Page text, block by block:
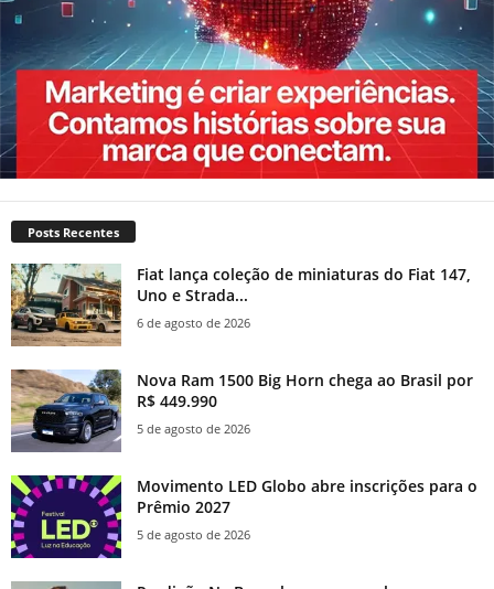
Posts Recentes
Fiat lança coleção de miniaturas do Fiat 147,
Uno e Strada...
6 de agosto de 2026
Nova Ram 1500 Big Horn chega ao Brasil por
R$ 449.990
5 de agosto de 2026
Movimento LED Globo abre inscrições para o
Prêmio 2027
5 de agosto de 2026